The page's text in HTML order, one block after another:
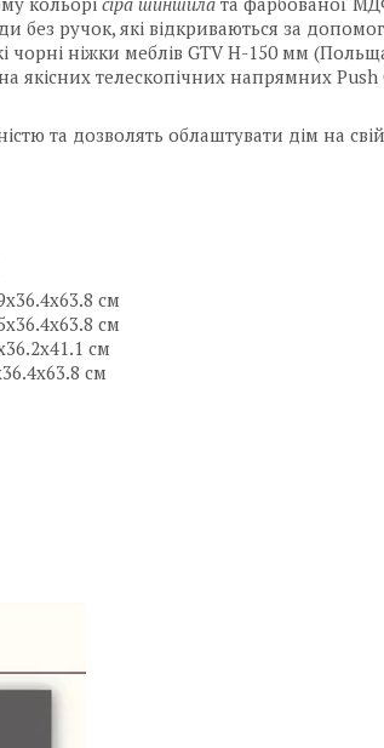
без ручок, які відкриваються за
чорні ніжки меблів GTV Н-150 мм
якісних телескопічних напрямних Push
та дозволять облаштувати дім на
см
см
см
см